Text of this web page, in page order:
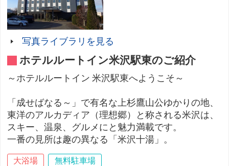
写真ライブラリを見る
ホテルルートイン米沢駅東のご紹介
～ホテルルートイン 米沢駅東へようこそ～
「成せばなる～」で有名な上杉鷹山公ゆかりの地、
東洋のアルカディア（理想郷）と称される米沢は、
スキー、温泉、グルメにと魅力満載です。
一番の見所は趣の異なる「米沢十湯」。
大浴場 無料駐車場